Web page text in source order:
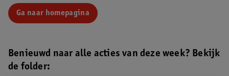
Ga naar homepagina
Benieuwd naar alle acties van deze week? Bekijk
de folder: